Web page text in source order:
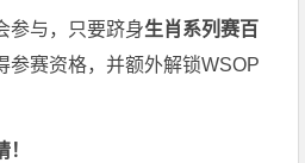
参与，只要跻身生肖系列赛百
参赛资格，并额外解锁WSOP